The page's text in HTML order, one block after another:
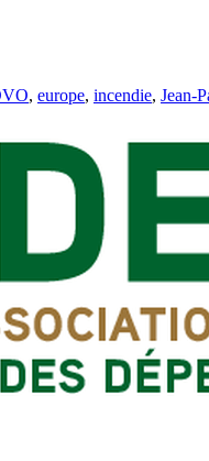
, europe, incendie, Jean-